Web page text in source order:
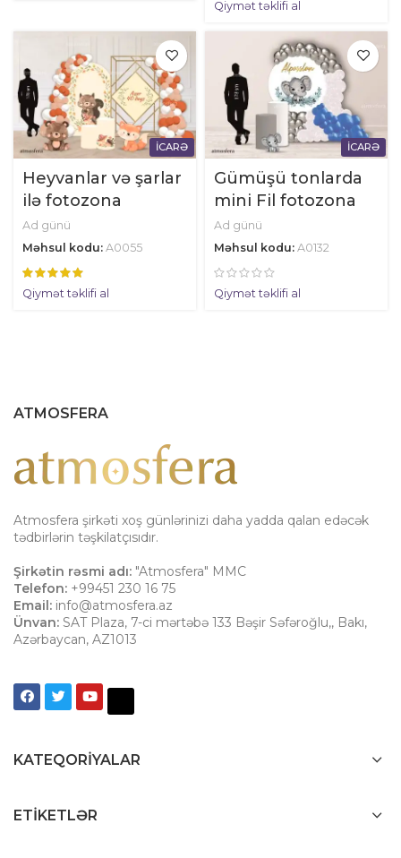
Qiymət təklifi al
İCARƏ
Heyvanlar və şarlar
ilə fotozona
Ad günü
Məhsul kodu: A0055
Qiymət təklifi al
İCARƏ
Gümüşü tonlarda
mini Fil fotozona
Ad günü
Məhsul kodu: A0132
Qiymət təklifi al
ATMOSFERA
Atmosfera şirkəti xoş günlərinizi daha yadda qalan edəcək
tədbirlərin təşkilatçısıdır.
Şirkətin rəsmi adı: "Atmosfera" MMC
Telefon: +99451 230 16 75
Email: info@atmosfera.az
Ünvan: SAT Plaza, 7-ci mərtəbə 133 Bəşir Səfəroğlu,, Bakı,
Azərbaycan, AZ1013
KATEQORIYALAR
ETIKETLƏR